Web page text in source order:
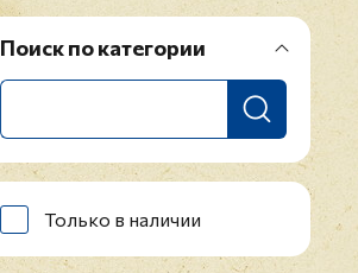
Поиск по категории
Только в наличии